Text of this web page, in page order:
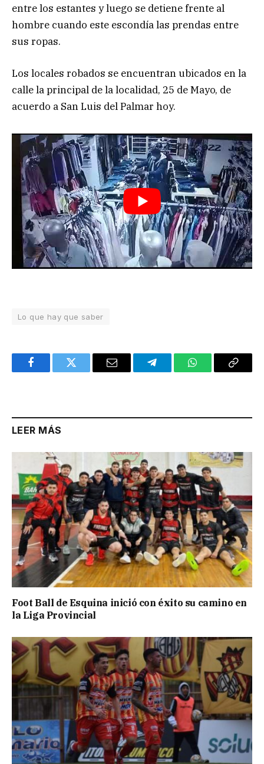
entre los estantes y luego se detiene frente al
hombre cuando este escondía las prendas entre
sus ropas.
Los locales robados se encuentran ubicados en la
calle la principal de la localidad, 25 de Mayo, de
acuerdo a San Luis del Palmar hoy.
Lo que hay que saber
FacebookTwitter Email TelegramWhatsAppCopy
LEER MÁS
Foot Ball de Esquina inició con éxito su camino en
la Liga Provincial